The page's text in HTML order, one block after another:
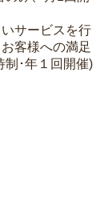
サービスを行
客様への満足
制･年１回開催)